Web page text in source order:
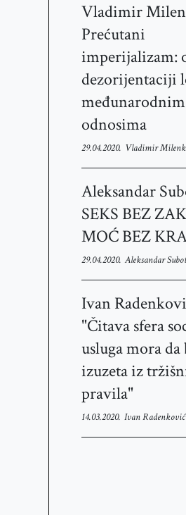
Vladimir
Prećutani
imperijalizam:
dezorijentaciji
međunarodnim
odnosima
29.04.2020. Vladimir
Aleksandar
SEKS BEZ
MOĆ BEZ
29.04.2020. Aleksandar
Ivan
"Čitava sfera
usluga mora da
izuzeta iz
pravila"
14.03.2020. Ivan Radenković